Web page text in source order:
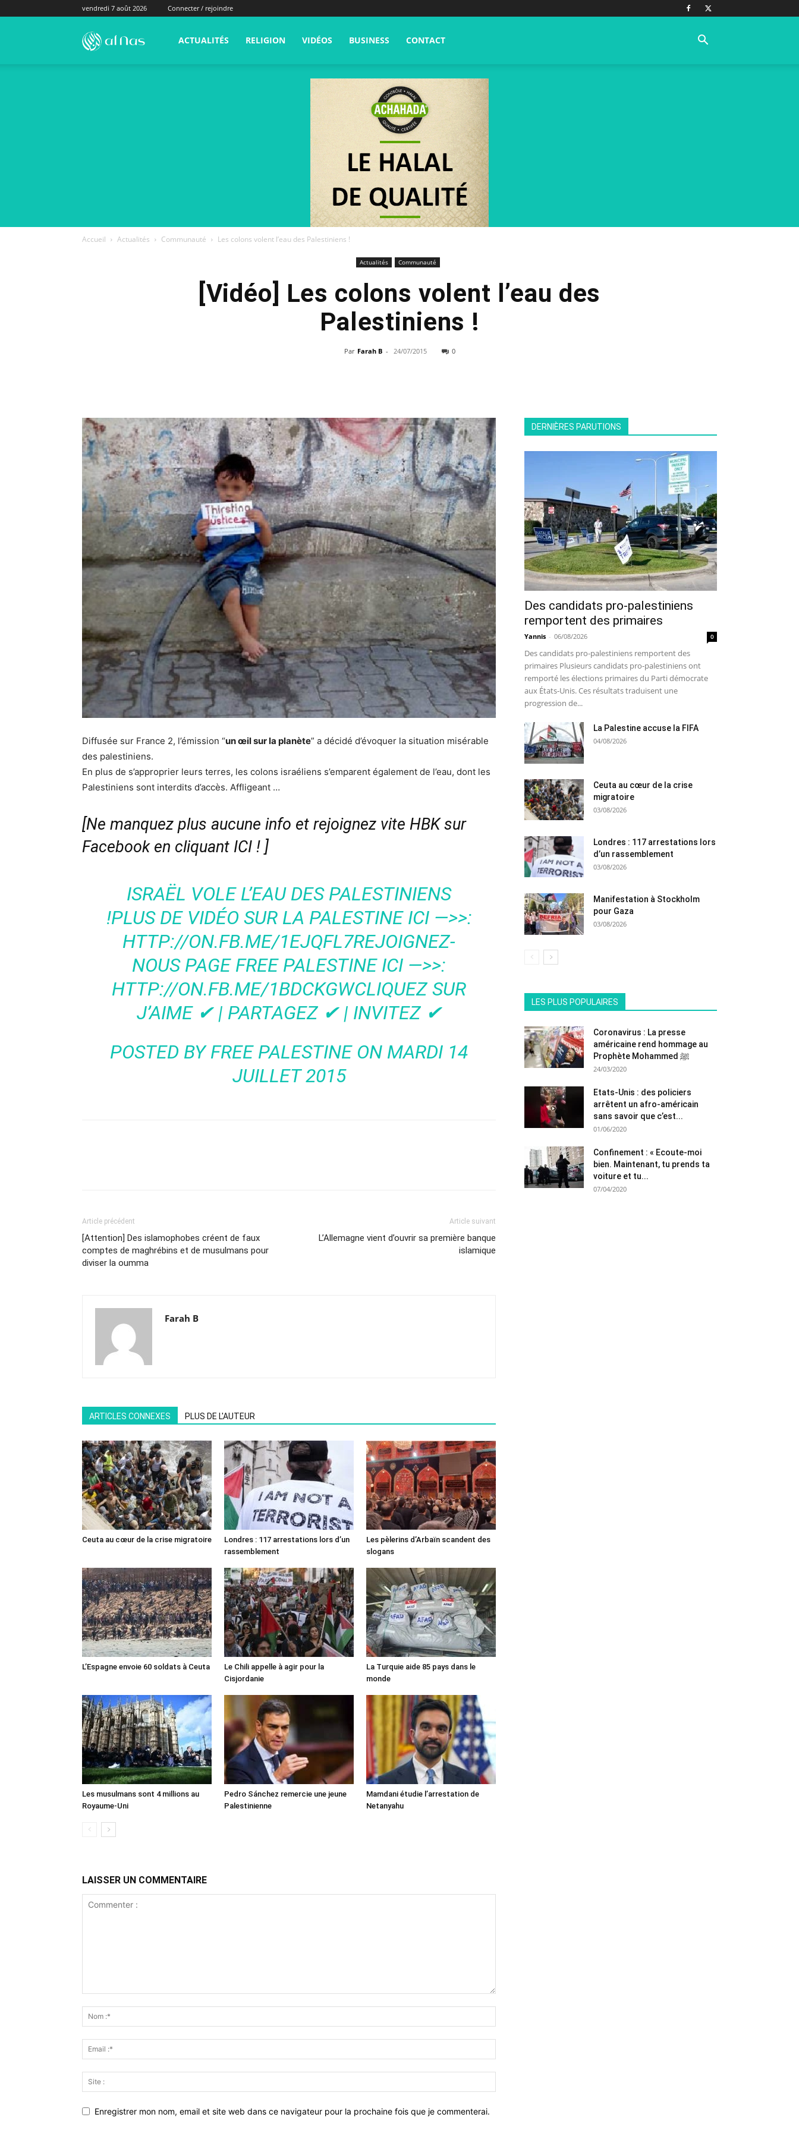
vendredi 7 août 2026 Connecter / rejoindre
alNas.fr ACTUALITÉS RELIGION VIDÉOS BUSINESS CONTACT
Accueil Actualités Communauté Les colons volent l’eau des Palestiniens !
Actualités Communauté
[Vidéo] Les colons volent l’eau des
Palestiniens !
Par Farah B - 24/07/2015 0
Diffusée sur France 2, l’émission “un œil sur la planète” a décidé d’évoquer la situation misérable
des palestiniens.
En plus de s’approprier leurs terres, les colons israéliens s’emparent également de l’eau, dont les
Palestiniens sont interdits d’accès. Affligeant …
[Ne manquez plus aucune info et rejoignez vite HBK sur
Facebook en cliquant ICI ! ]
ISRAËL VOLE L’EAU DES PALESTINIENS
!PLUS DE VIDÉO SUR LA PALESTINE ICI —>>:
HTTP://ON.FB.ME/1EJQFL7REJOIGNEZ-
NOUS PAGE FREE PALESTINE ICI —>>:
HTTP://ON.FB.ME/1BDCKGWCLIQUEZ SUR
J’AIME ✔ | PARTAGEZ ✔ | INVITEZ ✔
POSTED BYFREE PALESTINEON MARDI 14
JUILLET 2015
Article précédent
[Attention] Des islamophobes créent de faux
comptes de maghrébins et de musulmans pour
diviser la oumma
Article suivant
L’Allemagne vient d’ouvrir sa première banque
islamique
Farah B
ARTICLES CONNEXES PLUS DE L'AUTEUR
Ceuta au cœur de la crise migratoire
Londres : 117 arrestations lors d’un
rassemblement
Les pèlerins d’Arbaïn scandent des
slogans
L’Espagne envoie 60 soldats à Ceuta
Le Chili appelle à agir pour la
Cisjordanie
La Turquie aide 85 pays dans le
monde
Les musulmans sont 4 millions au
Royaume-Uni
Pedro Sánchez remercie une jeune
Palestinienne
Mamdani étudie l’arrestation de
Netanyahu
LAISSER UN COMMENTAIRE
Enregistrer mon nom, email et site web dans ce navigateur pour la prochaine fois que je commenterai.
DERNIÈRES PARUTIONS
Des candidats pro-palestiniens
remportent des primaires
Yannis - 06/08/2026 0
Des candidats pro-palestiniens remportent des
primaires Plusieurs candidats pro-palestiniens ont
remporté les élections primaires du Parti démocrate
aux États-Unis. Ces résultats traduisent une
progression de...
La Palestine accuse la FIFA
04/08/2026
Ceuta au cœur de la crise
migratoire
03/08/2026
Londres : 117 arrestations lors
d’un rassemblement
03/08/2026
Manifestation à Stockholm
pour Gaza
03/08/2026
LES PLUS POPULAIRES
Coronavirus : La presse
américaine rend hommage au
Prophète Mohammed ﷺ
24/03/2020
Etats-Unis : des policiers
arrêtent un afro-américain
sans savoir que c’est...
01/06/2020
Confinement : « Ecoute-moi
bien. Maintenant, tu prends ta
voiture et tu...
07/04/2020